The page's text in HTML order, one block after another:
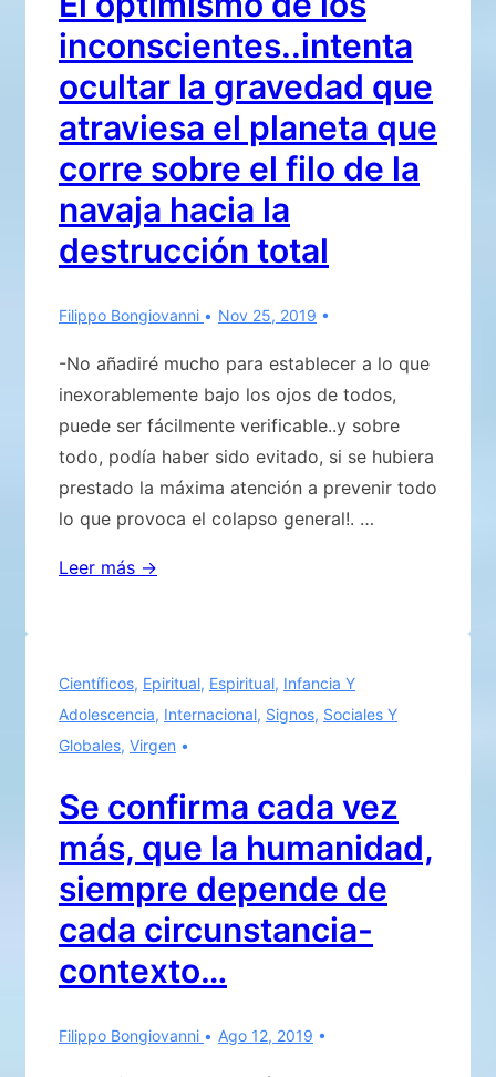
de
control
inconscientes..intenta
ocultar la gravedad que
atraviesa el planeta que
corre sobre el filo de la
navaja hacia la
destrucción total
Filippo Bongiovanni Nov 25, 2019
-No añadiré mucho para establecer a lo que
inexorablemente bajo los ojos de todos,
puede ser fácilmente verificable..y sobre
todo, podía haber sido evitado, si se hubiera
prestado la máxima atención a prevenir todo
lo que provoca el colapso general!. …
El
inconscientes..intenta
ocultar
la
que
atraviesa
planeta
que
corre
el
Leer más →
Científicos, Epiritual, Espiritual, Infancia Y
Adolescencia, Internacional, Signos, Sociales Y
Globales, Virgen
Se confirma cada vez
más, que la humanidad,
siempre depende de
cada circunstancia-
contexto…
Filippo Bongiovanni Ago 12, 2019